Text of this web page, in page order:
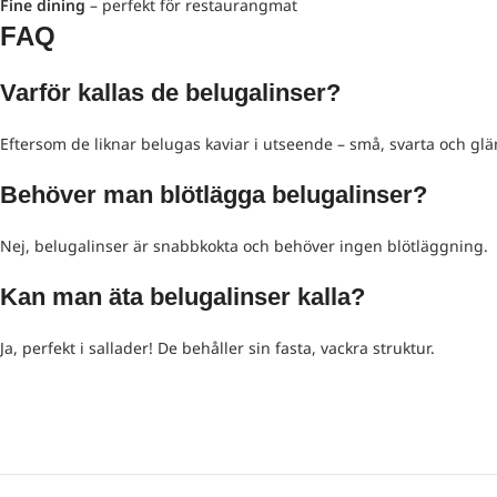
Fine dining – perfekt för restaurangmat
FAQ
Varför kallas de belugalinser?
Eftersom de liknar belugas kaviar i utseende – små, svarta och
Behöver man blötlägga belugalinser?
Nej, belugalinser är snabbkokta och behöver ingen blötläggning.
Kan man äta belugalinser kalla?
Ja, perfekt i sallader! De behåller sin fasta, vackra struktur.